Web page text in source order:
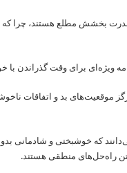
قدرت بخشش مطلع هستند، چرا
هرگز موقعیت‌های بد و اتفاقات
می‌دانند که خوشبختی و شادمانی
راه‌حل‌های منطقی هستند.